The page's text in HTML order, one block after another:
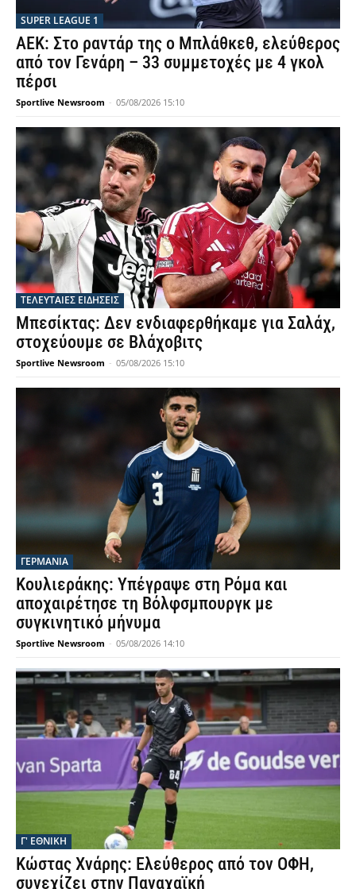
SUPER LEAGUE 1
ΑΕΚ: Στο ραντάρ της ο Μπλάθκεθ, ελεύθερος
από τον Γενάρη – 33 συμμετοχές με 4 γκολ
πέρσι
Sportlive Newsroom - 05/08/2026 15:10
ΤΕΛΕΥΤΑΙΕΣ ΕΙΔΗΣΕΙΣ
Μπεσίκτας: Δεν ενδιαφερθήκαμε για Σαλάχ,
στοχεύουμε σε Βλάχοβιτς
Sportlive Newsroom - 05/08/2026 15:10
ΓΕΡΜΑΝΙΑ
Κουλιεράκης: Υπέγραψε στη Ρόμα και
αποχαιρέτησε τη Βόλφσμπουργκ με
συγκινητικό μήνυμα
Sportlive Newsroom - 05/08/2026 14:10
Γ' ΕΘΝΙΚΗ
Κώστας Χνάρης: Ελεύθερος από τον ΟΦΗ,
συνεχίζει στην Παναχαϊκή